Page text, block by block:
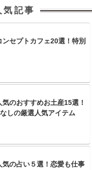
気記事
セプトカフェ20選！特別
のおすすめお土産15選！
しの厳選人気アイテム
の占い５選！恋愛も仕事